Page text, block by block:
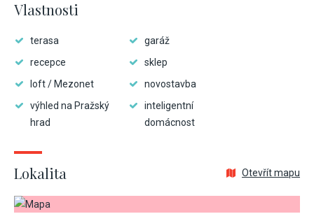
Vlastnosti
terasa
garáž
recepce
sklep
loft / Mezonet
novostavba
výhled na Pražský
hrad
inteligentní
domácnost
Lokalita Otevřít mapu